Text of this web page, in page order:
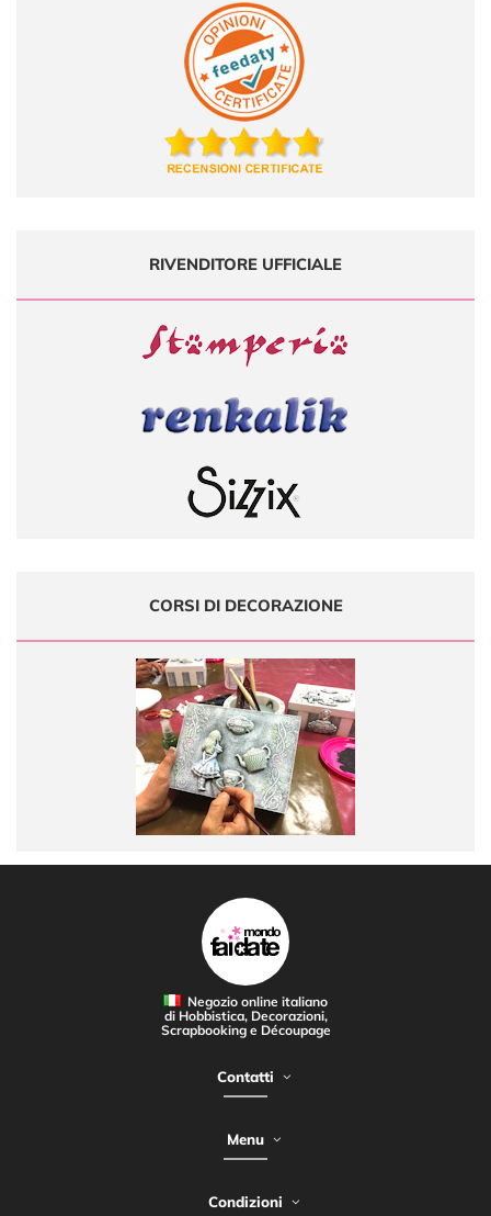
RIVENDITORE UFFICIALE
CORSI DI DECORAZIONE
Negozio online italiano
di Hobbistica, Decorazioni,
Scrapbooking e Découpage
Contatti
Menu
Condizioni